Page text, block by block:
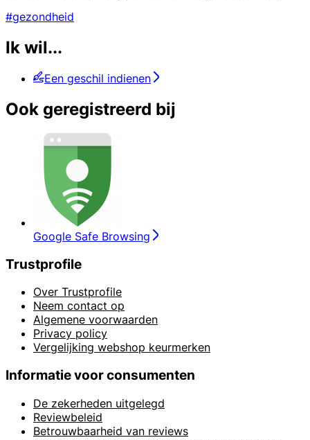
#gezondheid
Ik wil...
Een geschil indienen
Ook geregistreerd bij
Google Safe Browsing
Trustprofile
Over Trustprofile
Neem contact op
Algemene voorwaarden
Privacy policy
Vergelijking webshop keurmerken
Informatie voor consumenten
De zekerheden uitgelegd
Reviewbeleid
Betrouwbaarheid van reviews